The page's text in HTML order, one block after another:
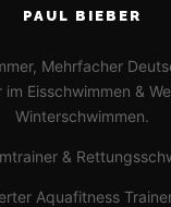
PAUL BIEBER
Mehrfacher
im Eisschwimmen &
Winterschwimmen.
&
Aquafitness